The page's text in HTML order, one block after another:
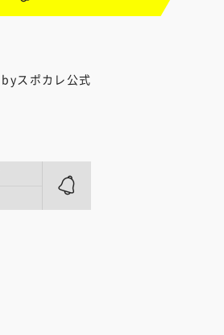
byスポカレ公式